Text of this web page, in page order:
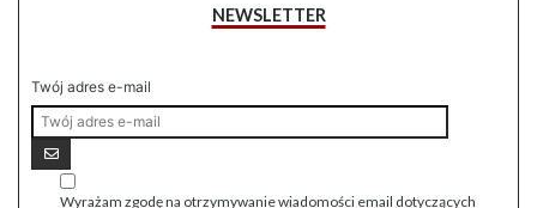
NEWSLETTER
Twój adres e-mail
Wyrażam zgodę na otrzymywanie wiadomości email dotyczących